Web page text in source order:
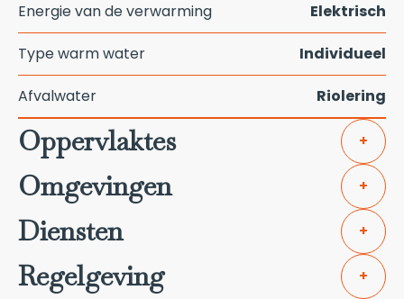
Energie van de verwarming Elektrisch
Type warm water Individueel
Afvalwater Riolering
Oppervlaktes +
Omgevingen +
Diensten +
Regelgeving +